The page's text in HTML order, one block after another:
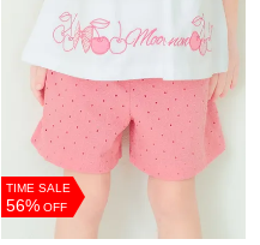
TIME SALE
56% OFF